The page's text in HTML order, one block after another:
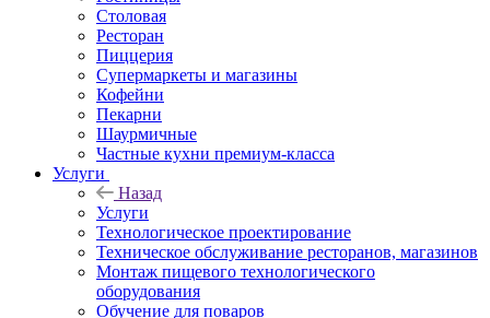
Столовая
Ресторан
Пиццерия
Супермаркеты и магазины
Кофейни
Пекарни
Шаурмичные
Частные кухни премиум-класса
Услуги
Назад
Услуги
Технологическое проектирование
Техническое обслуживание ресторанов, магазинов
Монтаж пищевого технологического
оборудования
Обучение для поваров